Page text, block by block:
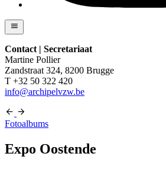
Contact | Secretariaat
Martine Pollier
Zandstraat 324, 8200 Brugge
T +32 50 322 420
info@archipelvzw.be
Fotoalbums
Expo Oostende